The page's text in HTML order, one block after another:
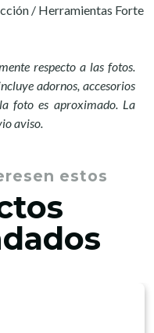
/ Herramientas Forte
respecto a las fotos.
adornos, accesorios
foto es aproximado. La
aviso.
estos